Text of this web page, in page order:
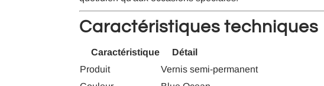
Caractéristiques techniques
Caractéristique
Détail
Produit
Vernis semi-permanent